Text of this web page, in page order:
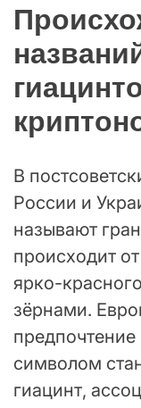
В
России и
называют
происходит
ярко-
зёрнами.
предпочтение
символом
гиацинт,